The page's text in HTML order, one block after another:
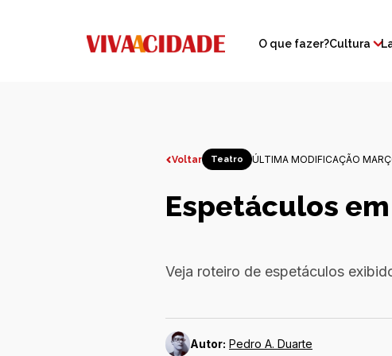
O que fazer?Cultura
Voltar Teatro ÚLTIMA MODIFICAÇÃO
Espetáculos
Veja roteiro de espetáculos
Autor: Pedro A. Duarte